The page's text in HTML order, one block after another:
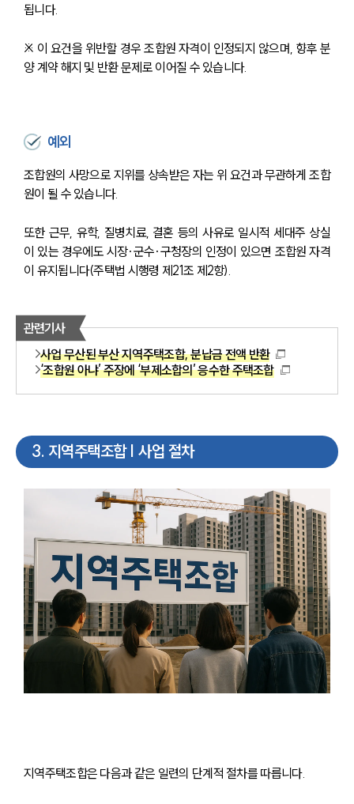
됩니다.
※ 이 요건을 위반할 경우 조합원 자격이 인정되지 않으며, 향후 분
양 계약 해지 및 반환 문제로 이어질 수 있습니다.
예외
조합원의 사망으로 지위를 상속받은 자는 위 요건과 무관하게 조합
원이 될 수 있습니다.
또한 근무, 유학, 질병치료, 결혼 등의 사유로 일시적 세대주 상실
이 있는 경우에도 시장·군수·구청장의 인정이 있으면 조합원 자격
이 유지됩니다(주택법 시행령 제21조 제2항).
관련기사
사업 무산된 부산 지역주택조합, 분납금 전액 반환
‘조합원 아냐’ 주장에 ‘부제소합의’ 응수한 주택조합
3. 지역주택조합 | 사업 절차
지역주택조합은 다음과 같은 일련의 단계적 절차를 따릅니다.